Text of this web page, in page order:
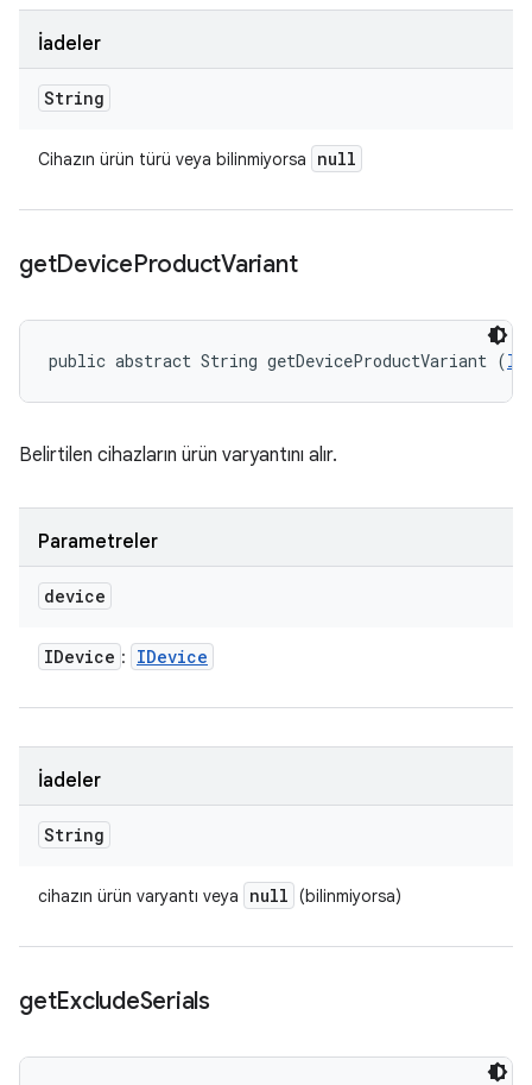
İadeler
String
Cihazın ürün türü veya bilinmiyorsa null
getDeviceProductVariant
public abstract String getDeviceProductVariant (
Belirtilen cihazların ürün varyantını alır.
Parametreler
device
IDevice : IDevice
İadeler
String
cihazın ürün varyantı veya null (bilinmiyorsa)
getExcludeSerials